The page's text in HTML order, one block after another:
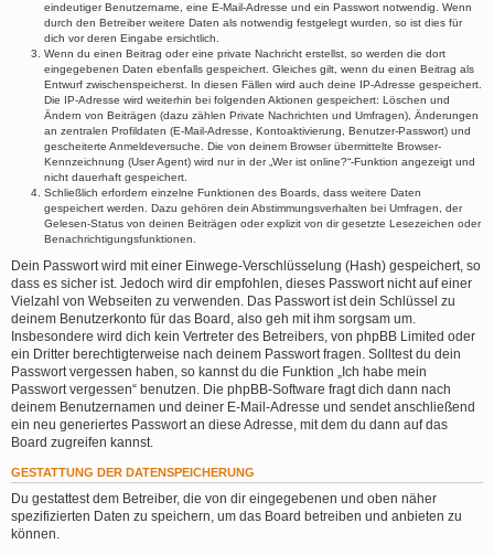
eindeutiger Benutzername, eine E-Mail-Adresse und ein Passwort notwendig. Wenn
durch den Betreiber weitere Daten als notwendig festgelegt wurden, so ist dies für
dich vor deren Eingabe ersichtlich.
Wenn du einen Beitrag oder eine private Nachricht erstellst, so werden die dort
eingegebenen Daten ebenfalls gespeichert. Gleiches gilt, wenn du einen Beitrag als
Entwurf zwischenspeicherst. In diesen Fällen wird auch deine IP-Adresse gespeichert.
Die IP-Adresse wird weiterhin bei folgenden Aktionen gespeichert: Löschen und
Ändern von Beiträgen (dazu zählen Private Nachrichten und Umfragen), Änderungen
an zentralen Profildaten (E-Mail-Adresse, Kontoaktivierung, Benutzer-Passwort) und
gescheiterte Anmeldeversuche. Die von deinem Browser übermittelte Browser-
Kennzeichnung (User Agent) wird nur in der „Wer ist online?“-Funktion angezeigt und
nicht dauerhaft gespeichert.
Schließlich erfordern einzelne Funktionen des Boards, dass weitere Daten
gespeichert werden. Dazu gehören dein Abstimmungsverhalten bei Umfragen, der
Gelesen-Status von deinen Beiträgen oder explizit von dir gesetzte Lesezeichen oder
Benachrichtigungsfunktionen.
Dein Passwort wird mit einer Einwege-Verschlüsselung (Hash) gespeichert, so
dass es sicher ist. Jedoch wird dir empfohlen, dieses Passwort nicht auf einer
Vielzahl von Webseiten zu verwenden. Das Passwort ist dein Schlüssel zu
deinem Benutzerkonto für das Board, also geh mit ihm sorgsam um.
Insbesondere wird dich kein Vertreter des Betreibers, von phpBB Limited oder
ein Dritter berechtigterweise nach deinem Passwort fragen. Solltest du dein
Passwort vergessen haben, so kannst du die Funktion „Ich habe mein
Passwort vergessen“ benutzen. Die phpBB-Software fragt dich dann nach
deinem Benutzernamen und deiner E-Mail-Adresse und sendet anschließend
ein neu generiertes Passwort an diese Adresse, mit dem du dann auf das
Board zugreifen kannst.
GESTATTUNG DER DATENSPEICHERUNG
Du gestattest dem Betreiber, die von dir eingegebenen und oben näher
spezifizierten Daten zu speichern, um das Board betreiben und anbieten zu
können.